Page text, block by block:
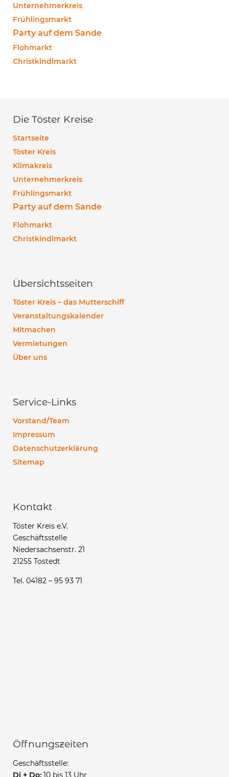
Unternehmerkreis
Frühlingsmarkt
Party auf dem Sande
Flohmarkt
Christkindlmarkt
Die Töster Kreise
Startseite
Töster Kreis
Klimakreis
Unternehmerkreis
Frühlingsmarkt
Party auf dem Sande
Flohmarkt
Christkindlmarkt
Übersichtsseiten
Töster Kreis – das Mutterschiff
Veranstaltungskalender
Mitmachen
Vermietungen
Über uns
Service-Links
Vorstand/Team
Impressum
Datenschutzerklärung
Sitemap
Kontakt
Töster Kreis e.V.
Geschäftsstelle
Niedersachsenstr. 21
21255 Tostedt
Tel. 04182 – 95 93 71
Öffnungszeiten
Geschäftsstelle:
Di + Do: 10 bis 13 Uhr